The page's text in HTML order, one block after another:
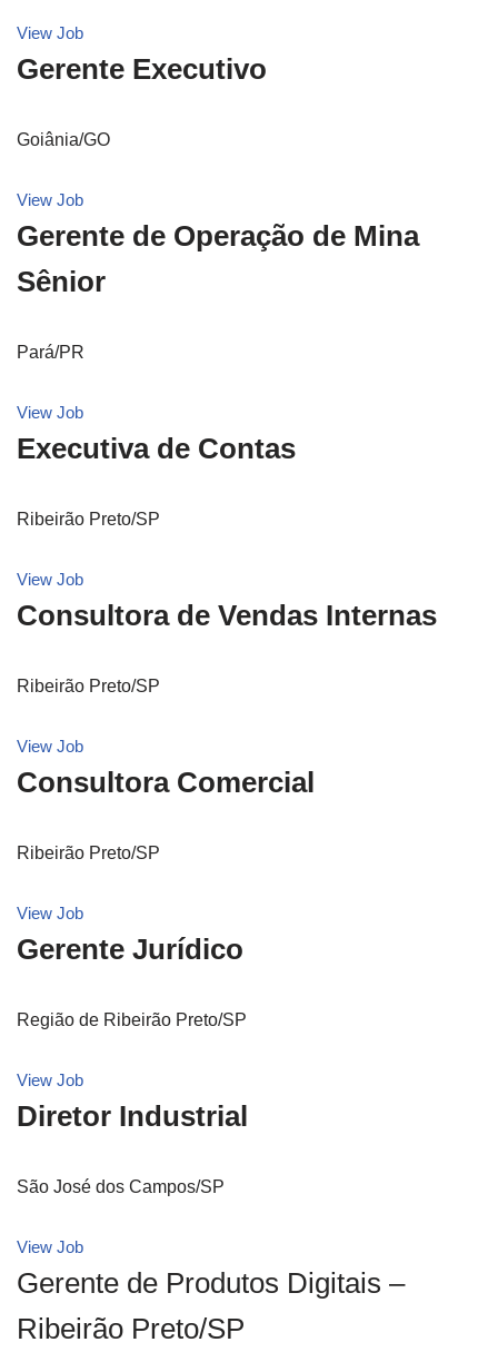
View Job
Gerente Executivo
Goiânia/GO
View Job
Gerente de Operação de Mina
Sênior
Pará/PR
View Job
Executiva de Contas
Ribeirão Preto/SP
View Job
Consultora de Vendas Internas
Ribeirão Preto/SP
View Job
Consultora Comercial
Ribeirão Preto/SP
View Job
Gerente Jurídico
Região de Ribeirão Preto/SP
View Job
Diretor Industrial
São José dos Campos/SP
View Job
Gerente de Produtos Digitais –
Ribeirão Preto/SP